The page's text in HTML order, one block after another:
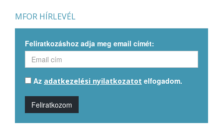
MFOR HÍRLEVÉL
Feliratkozáshoz adja meg email címét:
Az adatkezelési nyilatkozatot elfogadom.
Feliratkozom